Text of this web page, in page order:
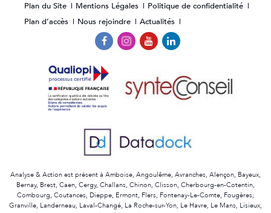
Plan du Site Mentions Légales
Politique de confidentialité
Plan d’accès
Nous rejoindre Actualités
Analyse & Action est présent à Amboise, Angoulême, Avranches, Alençon, Bayeux,
Bernay, Brest, Caen, Cergy, Challans, Chinon, Clisson, Cherbourg-en-Cotentin,
Combourg, Coutances, Dieppe, Ermont, Flers, Fontenay-Le-Comte, Fougères,
Granville, Landerneau, Laval-Changé, La Roche-sur-Yon, Le Havre, Le Mans, Lisieux,